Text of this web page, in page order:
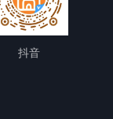
抖音